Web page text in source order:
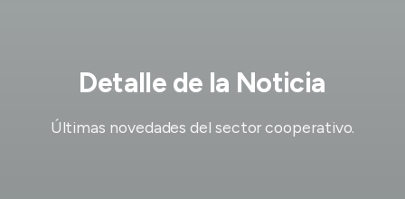
Detalle de la Noticia
Últimas novedades del sector cooperativo.